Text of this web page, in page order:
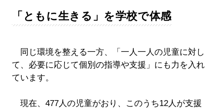
「ともに生きる」を学校で体感
同じ環境を整える一方、「一人一人の児童に対し
て、必要に応じて個別の指導や支援」にも力を入れ
ています。
現在、477人の児童がおり、このうち12人が支援